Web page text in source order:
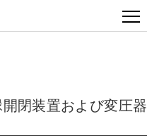
閉装置および変圧器